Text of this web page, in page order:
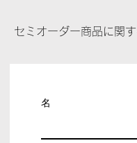
セミオーダー商品に関
名